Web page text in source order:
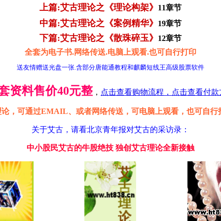
上篇:艾古理论之《理论构架》 11章节
中篇:艾古理论之《案例精华》 19章节
下篇:艾古理论之《散珠碎玉》 12章节
全套为电子书.网络传送.电脑上观看.也可自行打印
送友情赠送光盘一张.含部分唐能通教程和麒麟短线王高级股票软件
资料售价40元整， 点击查看购物流程，点击查看付款
论，可通过EMAIL、或者网络传送，可电脑上观看，也可自
关于艾古，请看北京青年报对艾古的采访录：
中小股民艾古的牛股绝技 独创艾古理论全新接触